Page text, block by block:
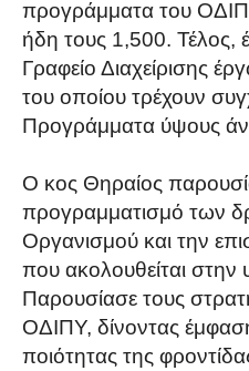
προγράμματα του
ήδη τους 1,500. Τέλος,
Γραφείο Διαχείρισης
του οποίου τρέχουν
Προγράμματα ύψους
Ο κος Θηραίος
προγραμματισμό των
Οργανισμού και την
που ακολουθείται στην
Παρουσίασε τους
ΟΔΙΠΥ, δίνοντας
ποιότητας της